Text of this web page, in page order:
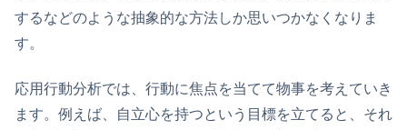
するなどのような抽象的な方法しか思いつかなくなりま
す。
応用行動分析では、行動に焦点を当てて物事を考えていき
ます。例えば、自立心を持つという目標を立てると、それ